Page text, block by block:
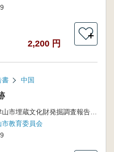
2,200 円
＋
書 中国
津山市埋蔵文化財発掘調査報告書第64集
市教育委員会